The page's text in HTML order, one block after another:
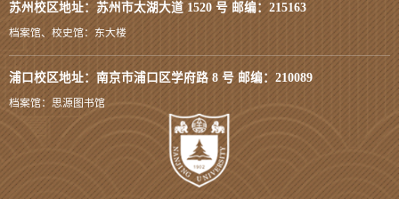
苏州校区地址：苏州市太湖大道 1520 号 邮编：215163
档案馆、校史馆：东大楼
浦口校区地址：南京市浦口区学府路 8 号 邮编：210089
档案馆：思源图书馆